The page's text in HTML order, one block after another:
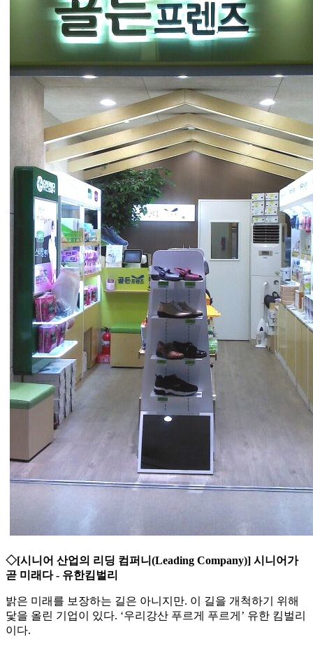
◇[시니어 산업의 리딩 컴퍼니(Leading Company)] 시니어가
곧 미래다 - 유한킴벌리
밝은 미래를 보장하는 길은 아니지만. 이 길을 개척하기 위해
닻을 올린 기업이 있다. ‘우리강산 푸르게 푸르게’ 유한 킴벌리
이다.